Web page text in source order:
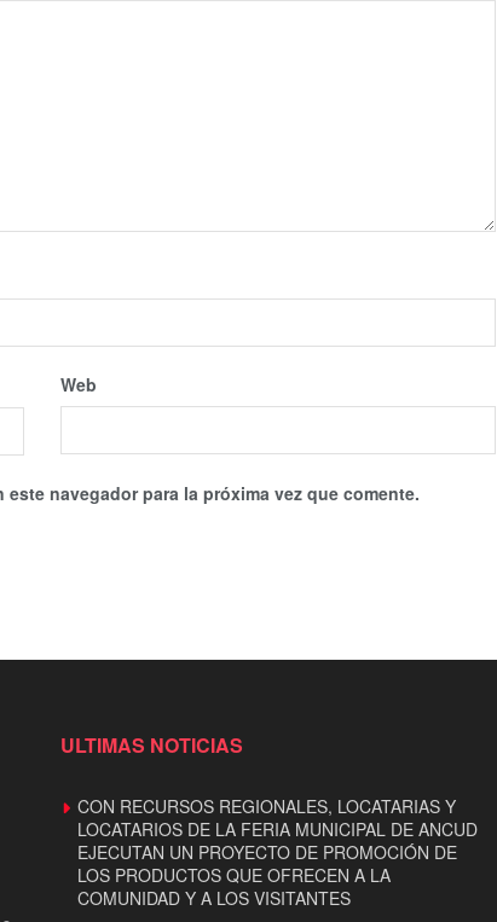
Web
navegador para la próxima vez que comente.
ULTIMAS NOTICIAS
CON RECURSOS REGIONALES, LOCATARIAS Y
LOCATARIOS DE LA FERIA MUNICIPAL DE ANCUD
EJECUTAN UN PROYECTO DE PROMOCIÓN DE
LOS PRODUCTOS QUE OFRECEN A LA
COMUNIDAD Y A LOS VISITANTES